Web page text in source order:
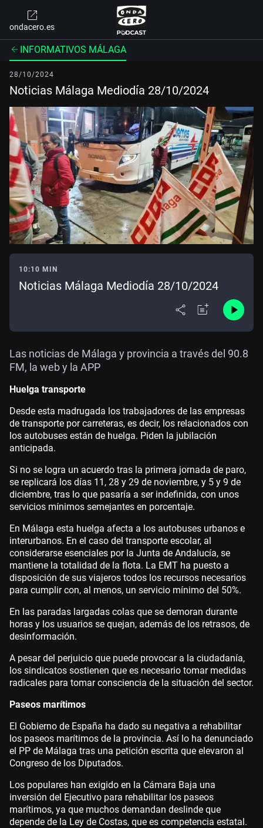
ondacero.es
INFORMATIVOS MÁLAGA
28/10/2024
Noticias Málaga Mediodía 28/10/2024
10:10 MIN
Noticias Málaga Mediodía 28/10/2024
Las noticias de Málaga y provincia a través del 90.8
FM, la web y la APP
Huelga transporte
Desde esta madrugada los trabajadores de las empresas
de transporte por carreteras, es decir, los relacionados con
los autobuses están de huelga. Piden la jubilación
anticipada.
Si no se logra un acuerdo tras la primera jornada de paro,
se replicará los días 11, 28 y 29 de noviembre, y 5 y 9 de
diciembre, tras lo que pasaría a ser indefinida, con unos
servicios mínimos semejantes en porcentaje.
En Málaga esta huelga afecta a los autobuses urbanos e
interurbanos. En el caso del transporte escolar, al
considerarse esenciales por la Junta de Andalucía, se
mantiene la totalidad de la flota. La EMT ha puesto a
disposición de sus viajeros todos los recursos necesarios
para cumplir con, al menos, un servicio mínimo del 50%.
En las paradas largadas colas que se demoran durante
horas y los usuarios se quejan, además de los retrasos, de
desinformación.
A pesar del perjuicio que puede provocar a la ciudadanía,
los sindicatos sostienen que es necesario tomar medidas
radicales para tomar consciencia de la situación del sector.
Paseos marítimos
El Gobierno de España ha dado su negativa a rehabilitar
los paseos marítimos de la provincia. Así lo ha denunciado
el PP de Málaga tras una petición escrita que elevaron al
Congreso de los Diputados.
Los populares han exigido en la Cámara Baja una
inversión del Ejecutivo para rehabilitar los paseos
marítimos, ya que muchos demandan deslinde que
depende de la Ley de Costas, que es competencia estatal.